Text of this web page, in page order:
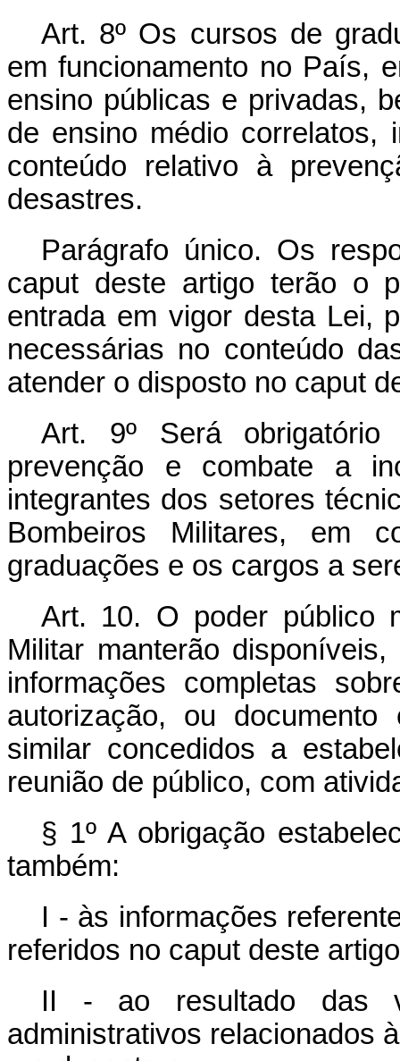
Art. 8º Os cursos de
em funcionamento no País,
ensino públicas e privadas,
de ensino médio correlatos,
conteúdo relativo à
desastres.
Parágrafo único. Os
caput deste artigo terão o
entrada em vigor desta Lei,
necessárias no conteúdo
atender o disposto no caput
Art. 9º Será
prevenção e combate a
integrantes dos setores
Bombeiros Militares, em
graduações e os cargos a
Art. 10. O poder público
Militar manterão
informações completas
autorização, ou documento
similar concedidos a
reunião de público, com
§ 1º A obrigação
também:
I - às informações
referidos no caput deste
II - ao resultado das
administrativos relacionados